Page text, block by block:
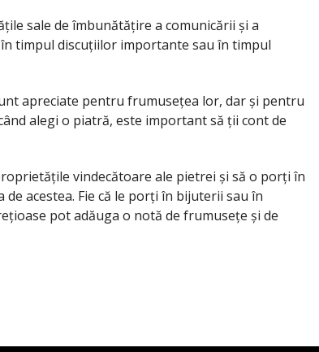
sale de îmbunătățire a comunicării și a
timpul discuțiilor importante sau în timpul
apreciate pentru frumusețea lor, dar și pentru
alegi o piatră, este important să ții cont de
vindecătoare ale pietrei și să o porți în
acestea. Fie că le porți în bijuterii sau în
pot adăuga o notă de frumusețe și de